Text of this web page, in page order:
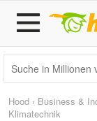
Hood › Business &
Klimatechnik